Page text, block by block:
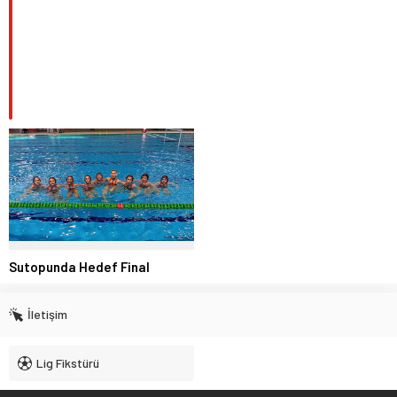
Sutopunda Hedef Final
İletişim
Lig Fikstürü